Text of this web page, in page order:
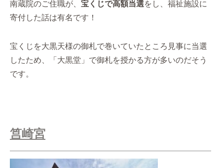
南蔵院のご住職が、 宝くじで高額当選をし、福祉施設に
寄付した話は有名です！
宝くじを大黒天様の御札で巻いていたところ見事に当選
したため、「大黒堂」で御札を授かる方が多いのだそう
です。
筥崎宮